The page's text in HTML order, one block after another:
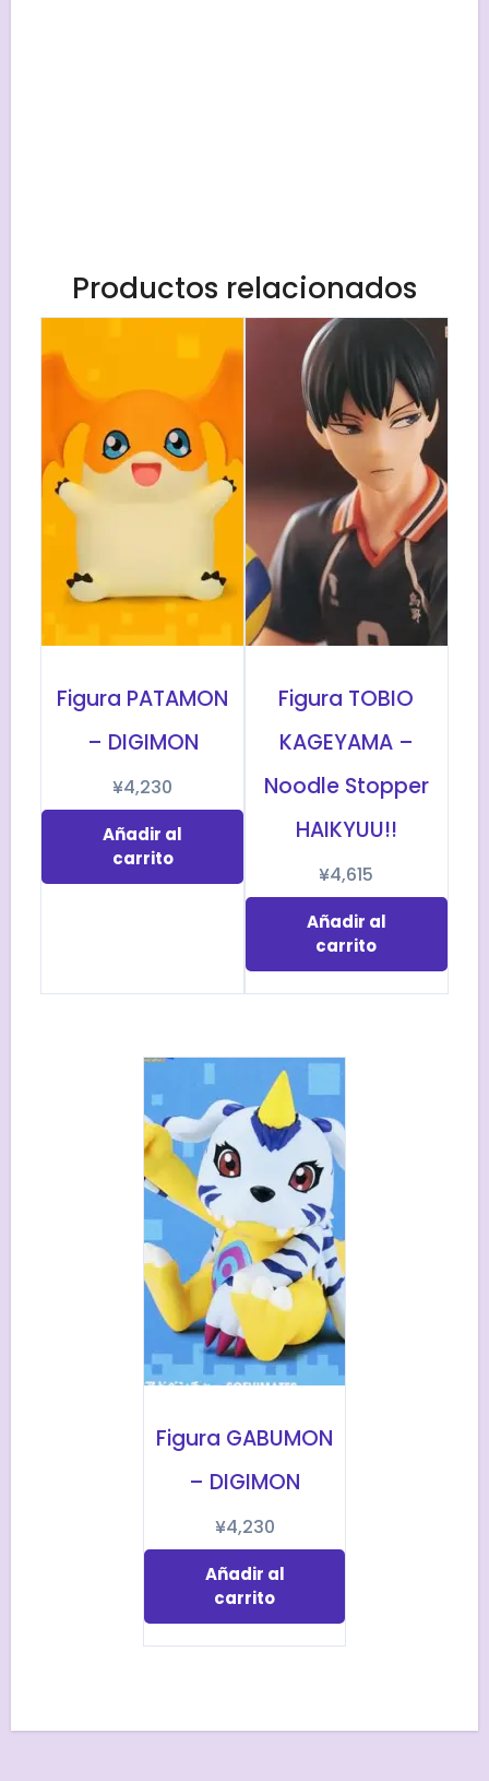
Productos relacionados
Figura PATAMON
– DIGIMON
¥4,230
Añadir al
carrito
Figura TOBIO
KAGEYAMA –
Noodle Stopper
HAIKYUU!!
¥4,615
Añadir al
carrito
Figura GABUMON
– DIGIMON
¥4,230
Añadir al
carrito